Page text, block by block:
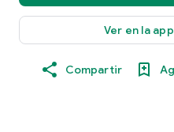
Ver en la
Compartir